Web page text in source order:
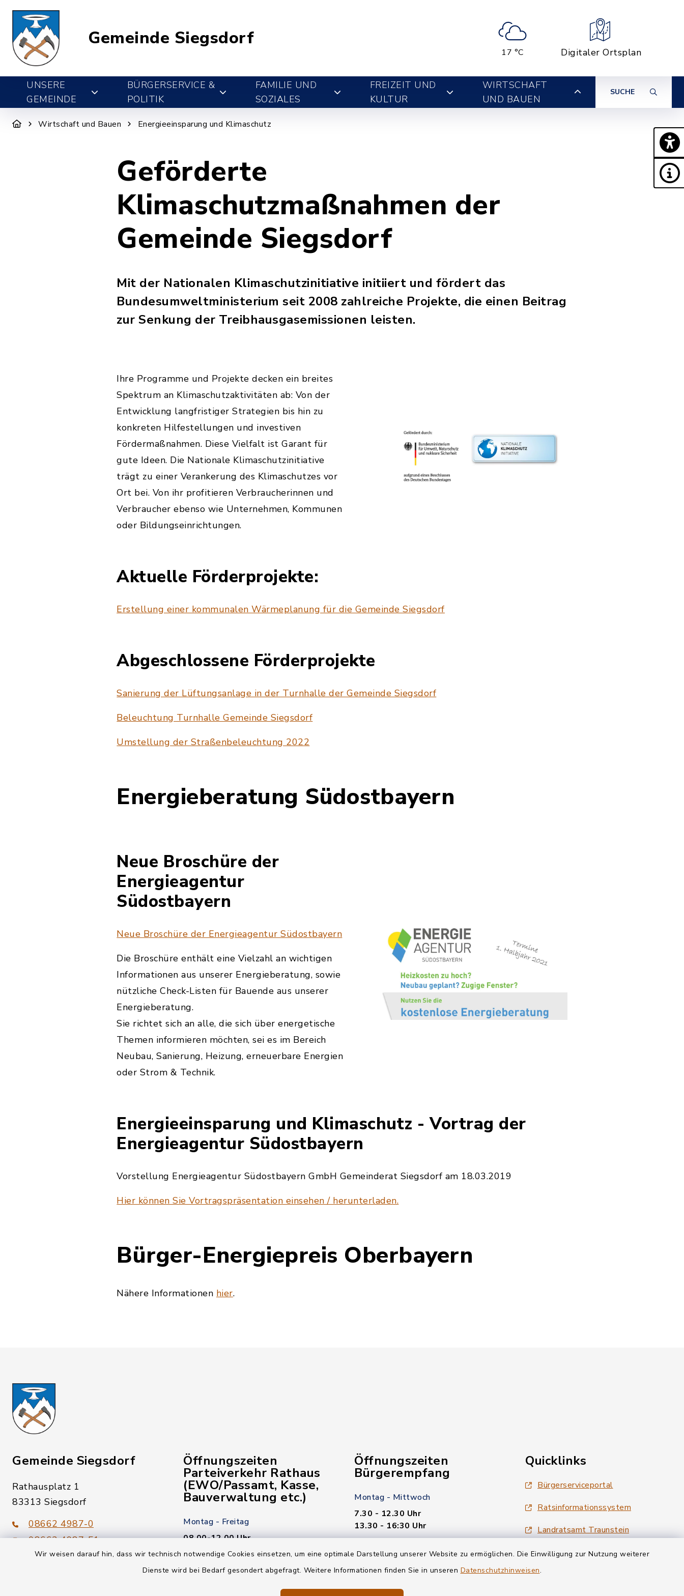
Wir weisen darauf hin, dass wir technisch notwendige Cookies einsetzen, um eine optimale Darstellung unserer Website zu ermöglichen. Die Einwilligung zur Nutzung weiterer
Dienste wird bei Bedarf gesondert abgefragt. Weitere Informationen finden Sie in unseren Datenschutzhinweisen.
Gemeinde Siegsdorf
17 °C Digitaler Ortsplan
UNSERE
GEMEINDE
BÜRGERSERVICE &
POLITIK
FAMILIE UND
SOZIALES
FREIZEIT UND
KULTUR
WIRTSCHAFT
UND BAUEN
SUCHE
Wirtschaft und Bauen Energieeinsparung und Klimaschutz
Geförderte
Klimaschutzmaßnahmen der
Gemeinde Siegsdorf
Mit der Nationalen Klimaschutzinitiative initiiert und fördert das
Bundesumweltministerium seit 2008 zahlreiche Projekte, die einen Beitrag
zur Senkung der Treibhausgasemissionen leisten.
Ihre Programme und Projekte decken ein breites
Spektrum an Klimaschutzaktivitäten ab: Von der
Entwicklung langfristiger Strategien bis hin zu
konkreten Hilfestellungen und investiven
Fördermaßnahmen. Diese Vielfalt ist Garant für
gute Ideen. Die Nationale Klimaschutzinitiative
trägt zu einer Verankerung des Klimaschutzes vor
Ort bei. Von ihr profitieren Verbraucherinnen und
Verbraucher ebenso wie Unternehmen, Kommunen
oder Bildungseinrichtungen.
Aktuelle Förderprojekte:
Erstellung einer kommunalen Wärmeplanung für die Gemeinde Siegsdorf
Abgeschlossene Förderprojekte
Sanierung der Lüftungsanlage in der Turnhalle der Gemeinde Siegsdorf
Beleuchtung Turnhalle Gemeinde Siegsdorf
Umstellung der Straßenbeleuchtung 2022
Energieberatung Südostbayern
Neue Broschüre der
Energieagentur
Südostbayern
Neue Broschüre der Energieagentur Südostbayern
Die Broschüre enthält eine Vielzahl an wichtigen
Informationen aus unserer Energieberatung, sowie
nützliche Check-Listen für Bauende aus unserer
Energieberatung.
Sie richtet sich an alle, die sich über energetische
Themen informieren möchten, sei es im Bereich
Neubau, Sanierung, Heizung, erneuerbare Energien
oder Strom & Technik.
Energieeinsparung und Klimaschutz - Vortrag der
Energieagentur Südostbayern
Vorstellung Energieagentur Südostbayern GmbH Gemeinderat Siegsdorf am 18.03.2019
Hier können Sie Vortragspräsentation einsehen / herunterladen.
Bürger-Energiepreis Oberbayern
Nähere Informationen hier.
Gemeinde Siegsdorf
Rathausplatz 1
83313 Siegsdorf
08662 4987-0
08662 4987-51
gemeinde@siegsdorf.bayern.de
Öffnungszeiten
Parteiverkehr Rathaus
(EWO/Passamt, Kasse,
Bauverwaltung etc.)
Montag - Freitag
08.00-12.00 Uhr
Öffnungszeiten
Bürgerempfang
Montag - Mittwoch
7.30 - 12.30 Uhr
13.30 - 16:30 Uhr
Donnerstag
7.30 - 12.30 Uhr
Quicklinks
Bürgerserviceportal
Ratsinformationssystem
Landratsamt Traunstein
Tourismus Siegsdorf
Wirtschaftsregion Chiemgau